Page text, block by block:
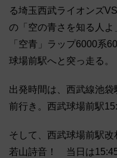
る埼玉西武ライオンズ
の「空の青さを知る人
「空青」ラップ6000系
球場前駅へと突っ走る。
出発時間は、西武線池
前行き。西武球場前駅
そして、西武球場前駅
若山詩音！ 当日は